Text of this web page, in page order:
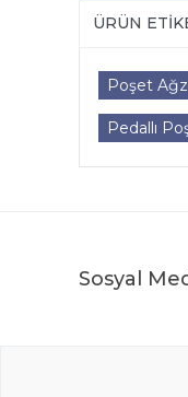
ÜRÜN
Poşet
Pedallı
Sosyal